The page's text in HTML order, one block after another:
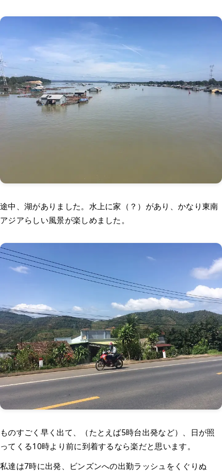
途中、湖がありました。水上に家（？）があり、かなり東南
アジアらしい風景が楽しめました。
ものすごく早く出て、（たとえば5時台出発など）、日が照
ってくる10時より前に到着するなら楽だと思います。
私達は7時に出発、ビンズンへの出勤ラッシュをくぐりぬ